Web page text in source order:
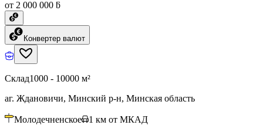
от 2 000 000 ƃ
Конвертер валют
Склад1000 - 10000 м²
аг. Ждановичи, Минский р-н, Минская область
Молодечненское 1 км от МКАД